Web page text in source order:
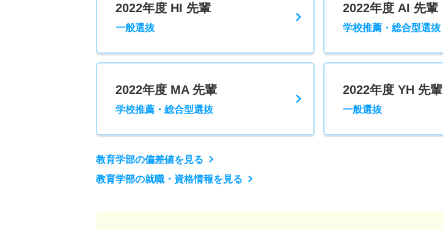
2022年度 HI 先輩
一般選抜
2022年度 AI 先輩
学校推薦・総合型選抜
2022年度 MA 先輩
学校推薦・総合型選抜
2022年度 YH 先輩
一般選抜
教育学部の偏差値を見る
教育学部の就職・資格情報を見る